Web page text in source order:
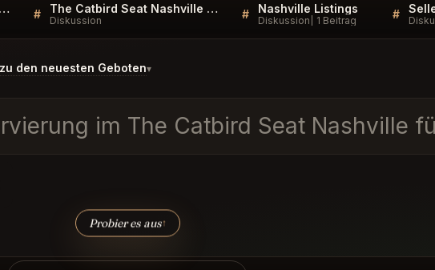
The Catbird Seat Nashville Reviews # The Catbird Seat Nashville Listings
Diskussion # Nashville Listings
Diskussion 1 Beitrag #
den neuesten Geboten▾
im The Catbird Seat Nashville
Probier es aus↑